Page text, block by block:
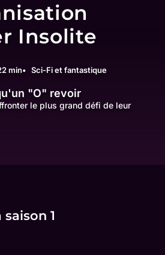
Insolite
min Sci-Fi et fantastique
"O" revoir
le plus grand défi de leur
1